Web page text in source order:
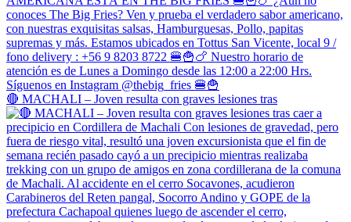
🔴 MACHALI – Joven resulta con graves lesiones tras